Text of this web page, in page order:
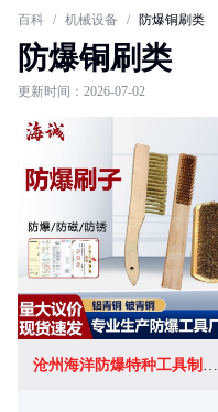
百科 / 机械设备 / 防爆铜刷类
防爆铜刷类
更新时间：2026-07-02
沧州海洋防爆特种工具制造有限公司